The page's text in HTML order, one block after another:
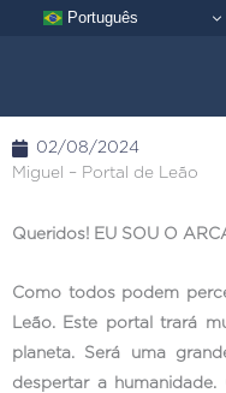
Português
02/08/2024
Miguel – Portal de Leão
Queridos! EU SOU O
Como todos podem
Leão. Este portal trará
planeta. Será uma
despertar a